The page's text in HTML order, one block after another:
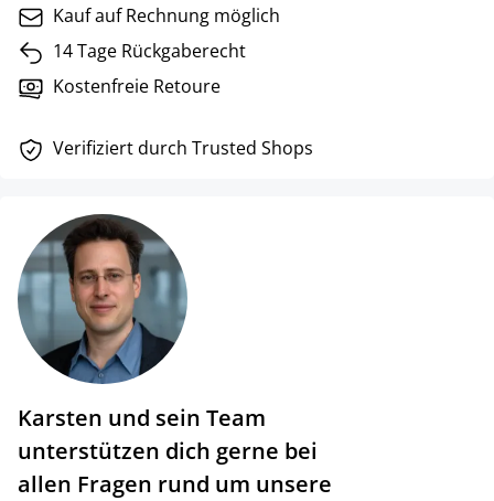
Kauf auf Rechnung möglich
14 Tage Rückgaberecht
Kostenfreie Retoure
Verifiziert durch Trusted Shops
Karsten und sein Team
unterstützen dich gerne bei
allen Fragen rund um unsere